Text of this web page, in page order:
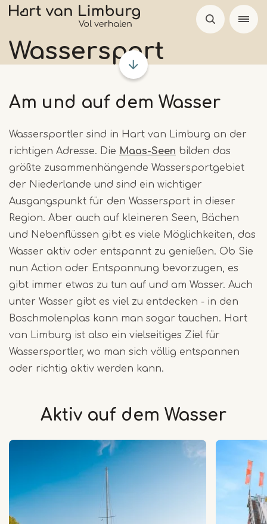
Skip
main
content
Wassersport
Am und auf dem Wasser
Wassersportler sind in Hart van Limburg an der
richtigen Adresse. Die Maas-Seen bilden das
größte zusammenhängende Wassersportgebiet
der Niederlande und sind ein wichtiger
Ausgangspunkt für den Wassersport in dieser
Region. Aber auch auf kleineren Seen, Bächen
und Nebenflüssen gibt es viele Möglichkeiten, das
Wasser aktiv oder entspannt zu genießen. Ob Sie
nun Action oder Entspannung bevorzugen, es
gibt immer etwas zu tun auf und am Wasser. Auch
unter Wasser gibt es viel zu entdecken - in den
Boschmolenplas kann man sogar tauchen. Hart
van Limburg ist also ein vielseitiges Ziel für
Wassersportler, wo man sich völlig entspannen
oder richtig aktiv werden kann.
Aktiv auf dem Wasser